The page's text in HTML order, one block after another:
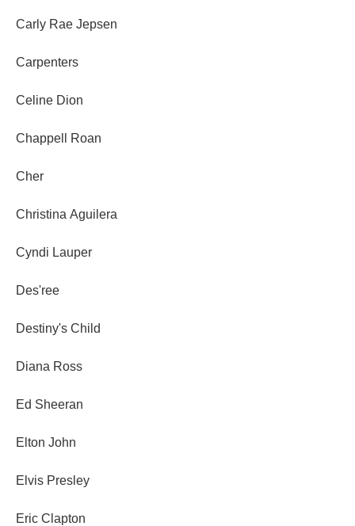
Carly Rae Jepsen
Carpenters
Celine Dion
Chappell Roan
Cher
Christina Aguilera
Cyndi Lauper
Des'ree
Destiny's Child
Diana Ross
Ed Sheeran
Elton John
Elvis Presley
Eric Clapton